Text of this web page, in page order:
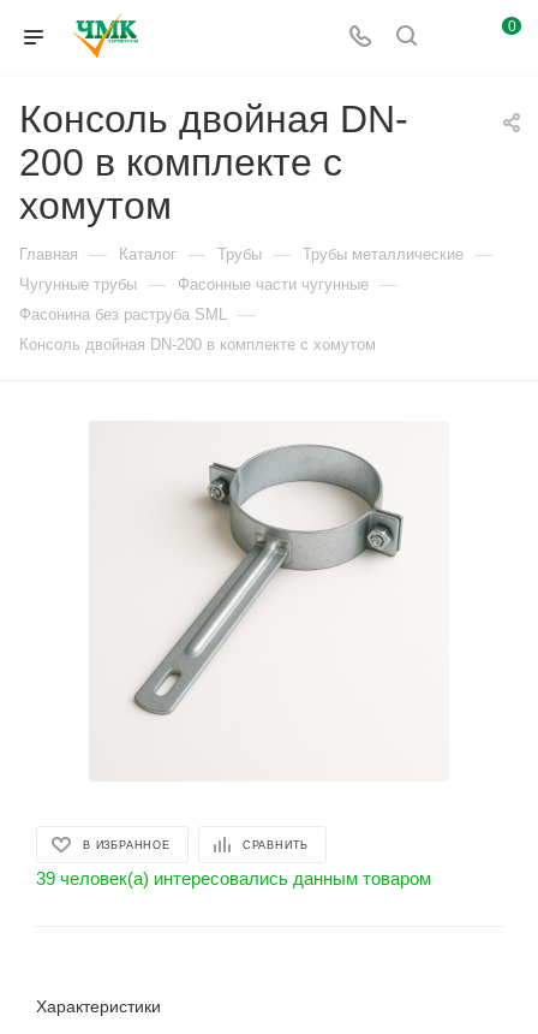
0
Консоль двойная DN-
200 в комплекте с
хомутом
Главная — Каталог — Трубы — Трубы металлические —
Чугунные трубы — Фасонные части чугунные —
Фасонина без раструба SML —
Консоль двойная DN-200 в комплекте с хомутом
В ИЗБРАННОЕ СРАВНИТЬ
39 человек(а) интересовались данным товаром
Характеристики